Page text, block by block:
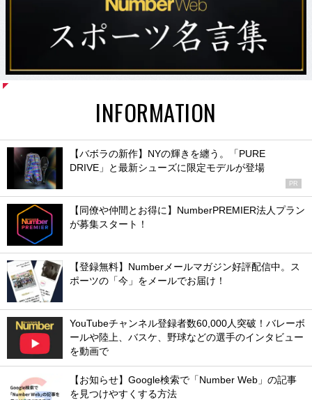
INFORMATION
【バボラの新作】NYの輝きを纏う。「PURE
DRIVE」と最新シューズに限定モデルが登場
PR
【同僚や仲間とお得に】NumberPREMIER法人プラン
が募集スタート！
【登録無料】Numberメールマガジン好評配信中。ス
ポーツの「今」をメールでお届け！
YouTubeチャンネル登録者数60,000人突破！バレーボ
ールや陸上、バスケ、野球などの選手のインタビュー
を動画で
【お知らせ】Google検索で「Number Web」の記事
を見つけやすくする方法